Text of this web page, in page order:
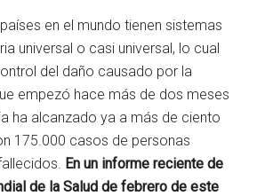
en el mundo tienen sistemas
universal o casi universal, lo cual
del daño causado por la
empezó hace más de dos meses
ha alcanzado ya a más de ciento
175.000 casos de personas
En un informe reciente de
de la Salud de febrero de este